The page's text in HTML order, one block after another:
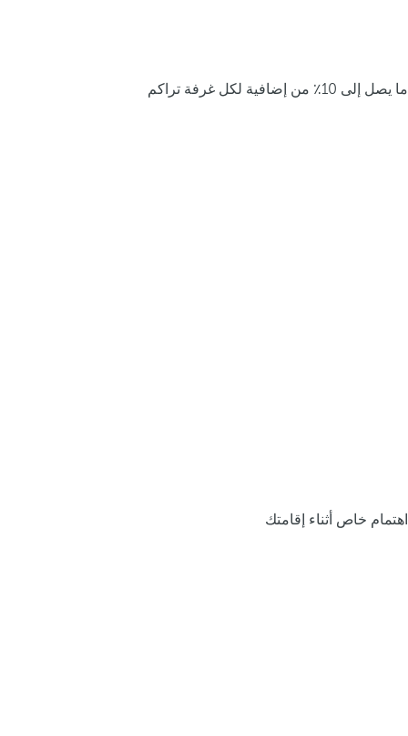
ما يصل إلى 10٪ من إضافية لكل غرفة تراكم
اهتمام خاص أثناء إقامتك